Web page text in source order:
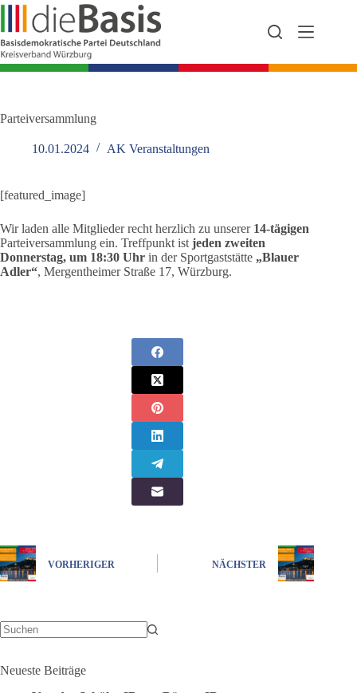
Zum
springen
Parteiversammlung
10.01.2024 AK Veranstaltungen
[featured_image]
Wir laden alle Mitglieder recht herzlich zu unserer 14-tägigen
Parteiversammlung ein. Treffpunkt ist jeden zweiten
Donnerstag, um 18:30 Uhr in der Sportgaststätte „Blauer
Adler“, Mergentheimer Straße 17, Würzburg.
VORHERIGER NÄCHSTER
Neueste Beiträge